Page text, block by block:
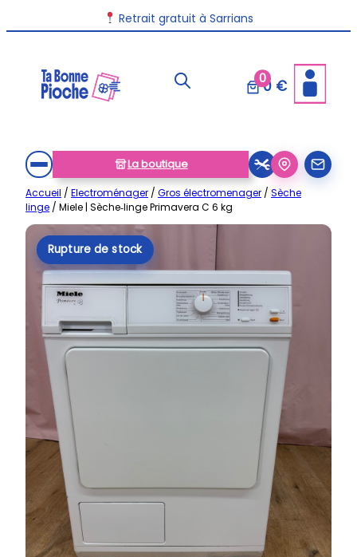
au
Retrait gratuit à Sarrians
00 €
La boutique
Accueil / Electroménager / Gros électromenager / Sèche
linge / Miele | Sèche‑linge Primavera C 6 kg